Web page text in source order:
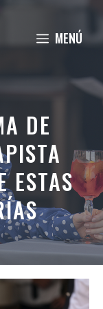
MENÚ
DE
ESTAS